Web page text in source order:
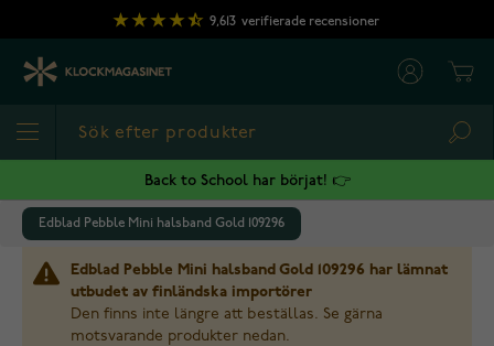
Hoppa till innehållet
9,613 verifierade recensioner
Back to School har börjat! 👉
Edblad Pebble Mini halsband Gold 109296
Edblad Pebble Mini halsband Gold 109296 har lämnat
utbudet av finländska importörer
Den finns inte längre att beställas. Se gärna
motsvarande produkter nedan.